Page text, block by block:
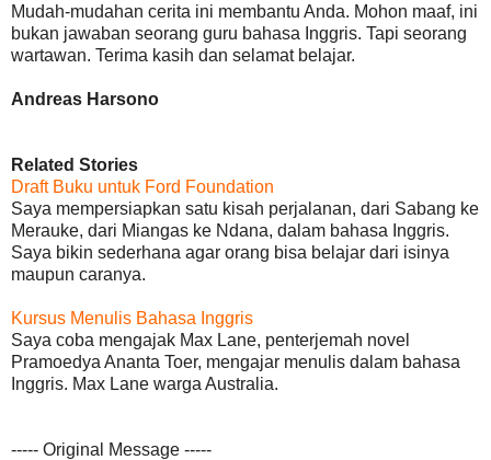
Mudah-mudahan cerita ini membantu Anda. Mohon maaf, ini
bukan jawaban seorang guru bahasa Inggris. Tapi seorang
wartawan. Terima kasih dan selamat belajar.
Andreas Harsono
Related Stories
Draft Buku untuk Ford Foundation
Saya mempersiapkan satu kisah perjalanan, dari Sabang ke
Merauke, dari Miangas ke Ndana, dalam bahasa Inggris.
Saya bikin sederhana agar orang bisa belajar dari isinya
maupun caranya.
Kursus Menulis Bahasa Inggris
Saya coba mengajak Max Lane, penterjemah novel
Pramoedya Ananta Toer, mengajar menulis dalam bahasa
Inggris. Max Lane warga Australia.
----- Original Message -----